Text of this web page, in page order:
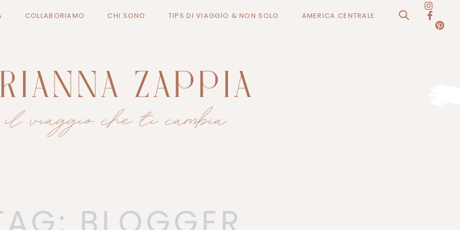
COLLABORIAMO CHI SONO TIPS DI VIAGGIO & NON SOLO AMERICA CENTRALE